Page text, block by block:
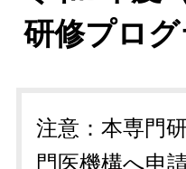
研修プロ
注意：本専門
門医機構へ申